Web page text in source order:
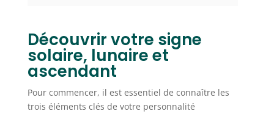
Découvrir votre signe
solaire, lunaire et
ascendant
Pour commencer, il est essentiel de connaître les
trois éléments clés de votre personnalité